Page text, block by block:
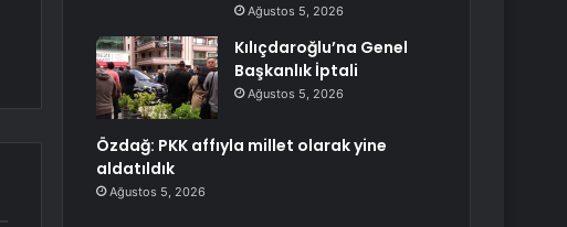
Ağustos 5, 2026
Kılıçdaroğlu’na Genel
Başkanlık İptali
Ağustos 5, 2026
Özdağ: PKK affıyla millet olarak yine
aldatıldık
Ağustos 5, 2026